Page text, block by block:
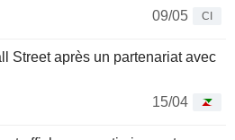
09/05
CI
Street après un partenariat avec
15/04